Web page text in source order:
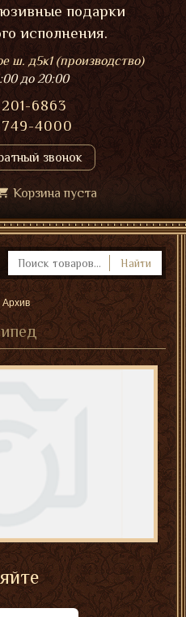
подарки
исполнения.
ш. д5к1 (производство)
до 20:00
6863
4000
звонок
Корзина пуста
Найти